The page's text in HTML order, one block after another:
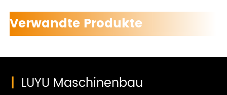
Verwandte Produkte
| LUYU Maschinenbau